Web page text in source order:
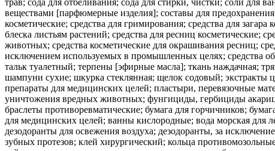
веществами [парфюмерные изделия]; составы для
косметические; средства для гримирования; средства для
блеска листьям растений; средства для ресниц косметические;
животных; средства косметические для окрашивания ресниц;
исключением используемых в промышленных целях; средства
тальк туалетный; терпены [эфирные масла]; ткань наждачная;
шампуни сухие; шкурка стеклянная; щелок содовый; экстракты
препараты для медицинских целей; пластыри, перевязочные
уничтожения вредных животных; фунгициды, гербициды
браслеты противоревматические; бумага для горчичников;
для медицинских целей; ванны кислородные; вода морская для
дезодоранты для освежения воздуха; дезодоранты, за
зубных протезов; клей хирургический; кольца